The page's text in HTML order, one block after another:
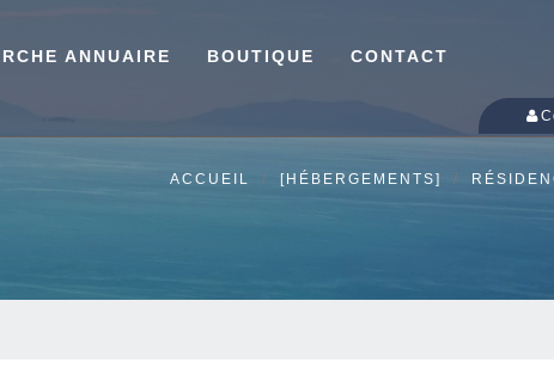
ANNUAIRE BOUTIQUE CONTACT
ACCUEIL [HÉBERGEMENTS]